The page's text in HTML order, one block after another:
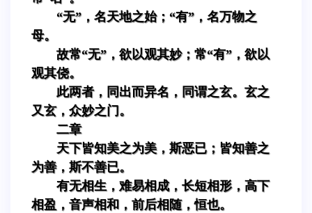
“无”，名天地之始；“有”，名万物之
母。
故常“无”，欲以观其妙；常“有”，欲以
观其侥。
此两者，同出而异名，同谓之玄。玄之
又玄，众妙之门。
二章
天下皆知美之为美，斯恶已；皆知善之
为善，斯不善已。
有无相生，难易相成，长短相形，高下
相盈，音声相和，前后相随，恒也。